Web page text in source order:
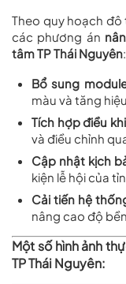
Theo quy hoạch đô
các phương án
tâm TP Thái Nguyên:
Bổ sung
màu và tăng
Tích hợp điều
và điều chỉnh
Cập nhật kịch
kiện lễ hội của
Cải tiến hệ
nâng cao độ
Một số hình ảnh
TP Thái Nguyên: